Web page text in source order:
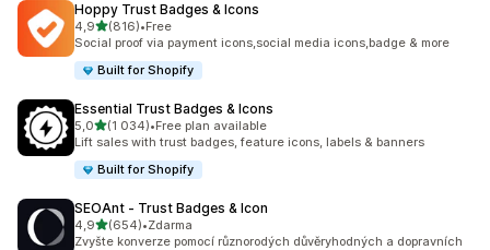
Hoppy Trust Badges & Icons
4,9z 5 hvězd
(816)
Celkový počet recenzí: 816
•Free
Social proof via payment icons,social media icons,badge & more
Built for Shopify
Essential Trust Badges & Icons
5,0z 5 hvězd
(1 034)
Celkový počet recenzí: 1034
•Free plan available
Lift sales with trust badges, feature icons, labels & banners
Built for Shopify
SEOAnt ‑ Trust Badges & Icon
4,9z 5 hvězd
(654)
Celkový počet recenzí: 654
•Zdarma
Zvyšte konverze pomocí různorodých důvěryhodných a dopravních